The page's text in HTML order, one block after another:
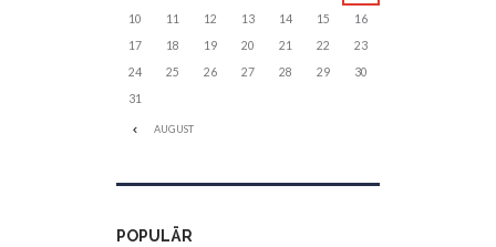
AUGUST
10
11 12 13 14 15
16
17
18 19 20 21 22
23
24
25 26 27 28 29
30
31
POPULÄR